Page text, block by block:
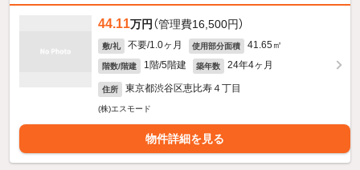
44.11万円 （管理費16,500円）
敷/礼 不要/1.0ヶ月 使用部分面積 41.65㎡
階数/階建 1階/5階建 築年数 24年4ヶ月
住所 東京都渋谷区恵比寿４丁目
(株)エスモード
物件詳細を見る